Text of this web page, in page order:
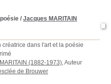
/ Jacques MARITAIN
créatrice dans l'art et la poésie
(1882-1973), Auteur
de Brouwer